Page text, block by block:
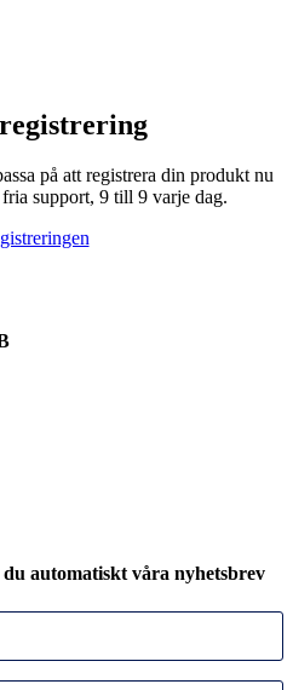
på att registrera din produkt nu
support, 9 till 9 varje dag.
automatiskt våra nyhetsbrev